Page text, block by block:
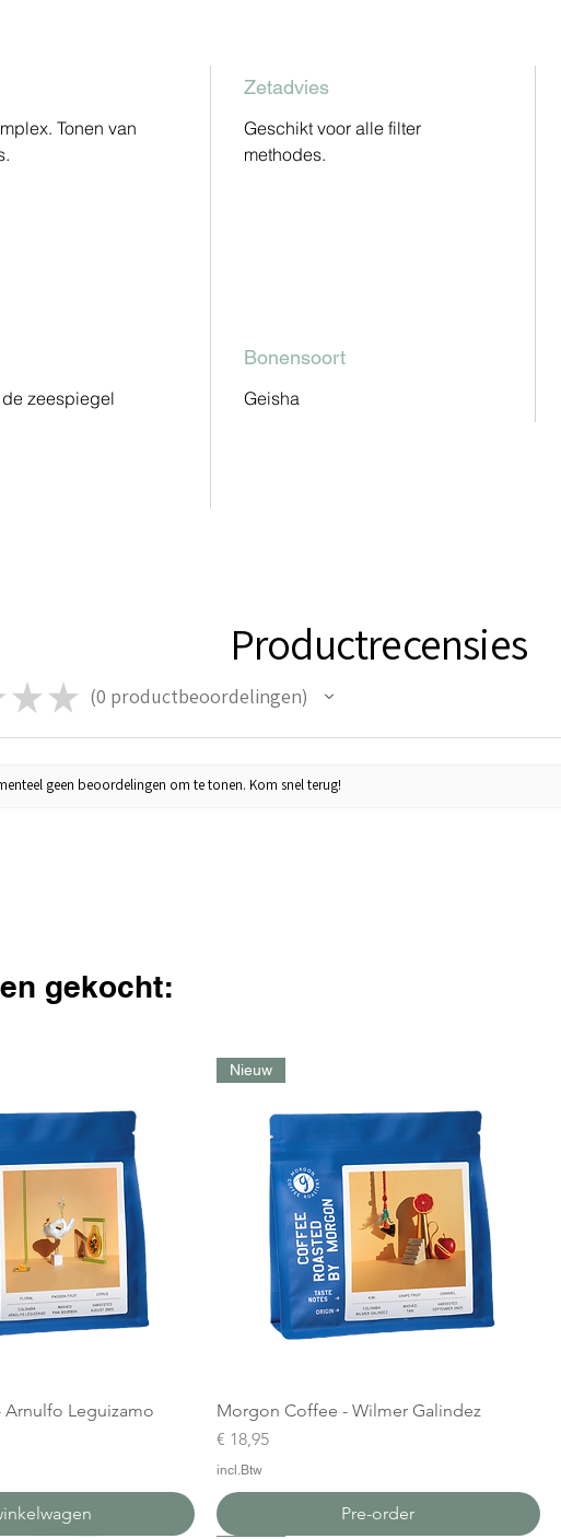
Tonen van
Zetadvies
Geschikt voor alle filter
methodes.
zeespiegel
Bonensoort
Geisha
Productrecensies
★ ★ 0 productbeoordelingen
0
geen beoordelingen om te tonen. Kom snel terug!
gekocht:
Leguizamo
Nieuw
Morgon Coffee - Wilmer Galindez
Prijs
€ 18,95
incl.Btw
Pre-order